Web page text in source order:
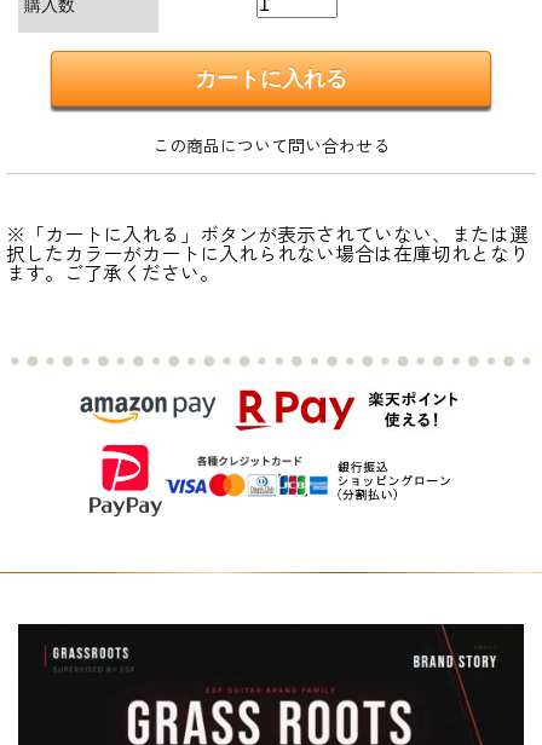
購入数
この商品について問い合わせる
※「カートに入れる」ボタンが表示されていない、または選
択したカラーがカートに入れられない場合は在庫切れとなり
ます。ご了承ください。